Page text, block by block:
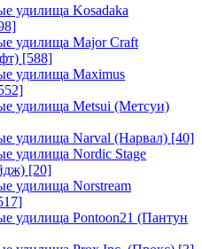
удилища Kosadaka
удилища Major Craft
[588]
удилища Maximus
удилища Metsui (Метсуи)
удилища Narval (Нарвал) [40]
удилища Nordic Stage
[20]
удилища Norstream
удилища Pontoon21 (Пантун